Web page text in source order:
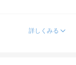
詳しくみる